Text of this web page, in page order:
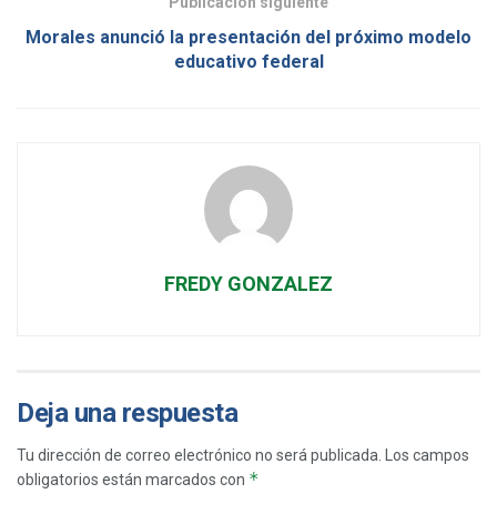
Morales anunció la presentación del próximo modelo
educativo federal
FREDY GONZALEZ
Deja una respuesta
Tu dirección de correo electrónico no será publicada.
Los campos
obligatorios están marcados con *